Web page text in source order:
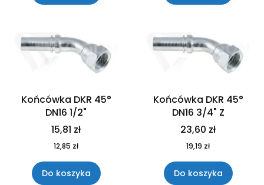
Końcówka DKR 45°
DN16 1/2"
15,81 zł
12,85 zł
Do koszyka
Końcówka DKR 45°
DN16 3/4" Z
23,60 zł
19,19 zł
Do koszyka